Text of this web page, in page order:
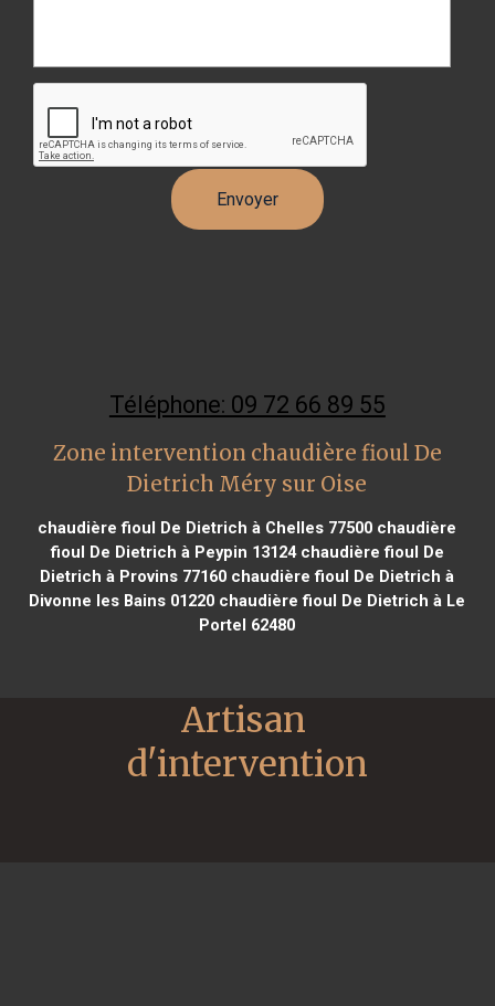
Téléphone: 09 72 66 89 55
Zone intervention chaudière fioul De
Dietrich Méry sur Oise
chaudière fioul De Dietrich à Chelles 77500 chaudière
fioul De Dietrich à Peypin 13124chaudière fioul De
Dietrich à Provins 77160 chaudière fioul De Dietrich à
Divonne les Bains 01220 chaudière fioul De Dietrich à Le
Portel 62480
Artisan
d'intervention